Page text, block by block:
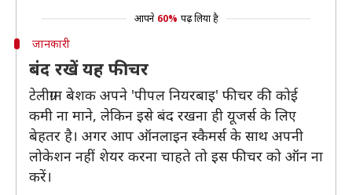
आपने 60% पढ़ लिया है
जानकारी
बंद रखें यह फीचर
टेलीग्राम बेशक अपने 'पीपल नियरबाइ' फीचर की कोई
कमी ना माने, लेकिन इसे बंद रखना ही यूजर्स के लिए
बेहतर है। अगर आप ऑनलाइन स्कैमर्स के साथ अपनी
लोकेशन नहीं शेयर करना चाहते तो इस फीचर को ऑन ना
करें।